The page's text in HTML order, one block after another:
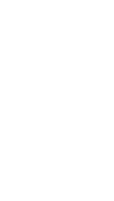
aos favoritos